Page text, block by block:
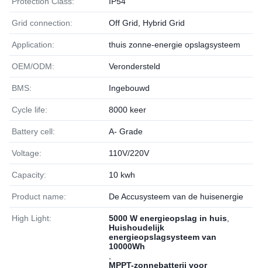
Grid connection: Off Grid, Hybrid Grid
Application: thuis zonne-energie opslagsysteem
OEM/ODM: Verondersteld
BMS: Ingebouwd
Cycle life: 8000 keer
Battery cell: A- Grade
Voltage: 110V/220V
Capacity: 10 kwh
Product name: De Accusysteem van de huisenergie
High Light: 5000 W energieopslag in huis
Huishoudelijk
energieopslagsysteem van
10000Wh
MPPT-zonnebatterij voor